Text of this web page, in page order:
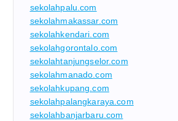
sekolahpalu.com
sekolahmakassar.com
sekolahkendari.com
sekolahgorontalo.com
sekolahtanjungselor.com
sekolahmanado.com
sekolahkupang.com
sekolahpalangkaraya.com
sekolahbanjarbaru.com